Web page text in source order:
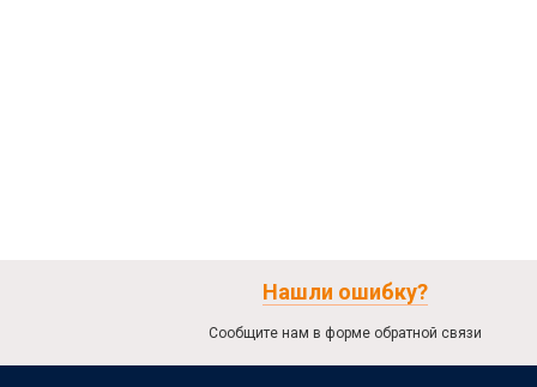
Нашли ошибку?
Сообщите нам в форме обратной связи